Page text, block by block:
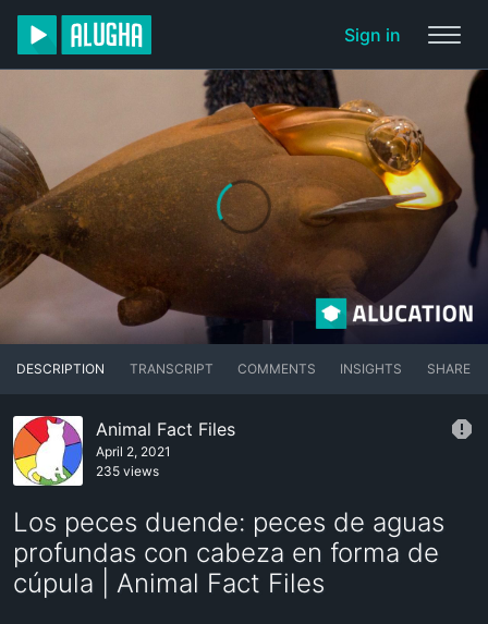
Sign in
DESCRIPTION TRANSCRIPT COMMENTS INSIGHTS SHARE
Animal Fact Files
April 2, 2021
235 views
Los peces duende: peces de aguas
profundas con cabeza en forma de
cúpula | Animal Fact Files